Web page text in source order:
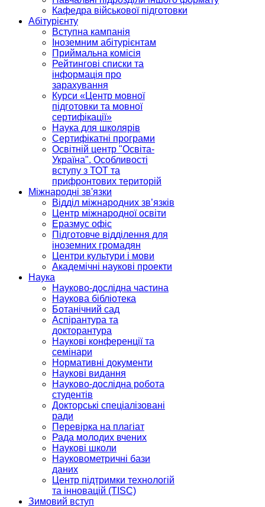
Кафедра військової підготовки
Абітурієнту
Вступна кампанія
Іноземним абітурієнтам
Приймальна комісія
Рейтингові списки та
інформація про
зарахування
Курси «Центр мовної
підготовки та мовної
сертифікації»
Наука для школярів
Сертифікатні програми
Освітній центр "Освіта-
Україна". Особливості
вступу з ТОТ та
прифронтових територій
Міжнародні зв'язки
Відділ міжнародних зв’язків
Центр міжнародної освіти
Еразмус офіс
Підготовче відділення для
іноземних громадян
Центри культури і мови
Академічні наукові проекти
Наука
Науково-дослідна частина
Наукова бібліотека
Ботанічний сад
Аспірантура та
докторантура
Наукові конференції та
семінари
Нормативні документи
Наукові видання
Науково-дослідна робота
студентів
Докторські спеціалізовані
ради
Перевірка на плагіат
Рада молодих вчених
Наукові школи
Науковометричні бази
даних
Центр підтримки технологій
та інновацій (TISC)
Зимовий вступ